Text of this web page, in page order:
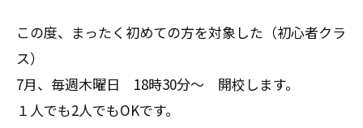
この度、まったく初めての方を対象した（初心者クラ
ス）
7月、毎週木曜日 18時30分～ 開校します。
１人でも2人でもOKです。